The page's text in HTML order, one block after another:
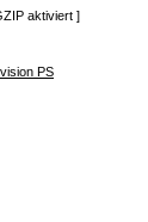
aktiviert ]
PS